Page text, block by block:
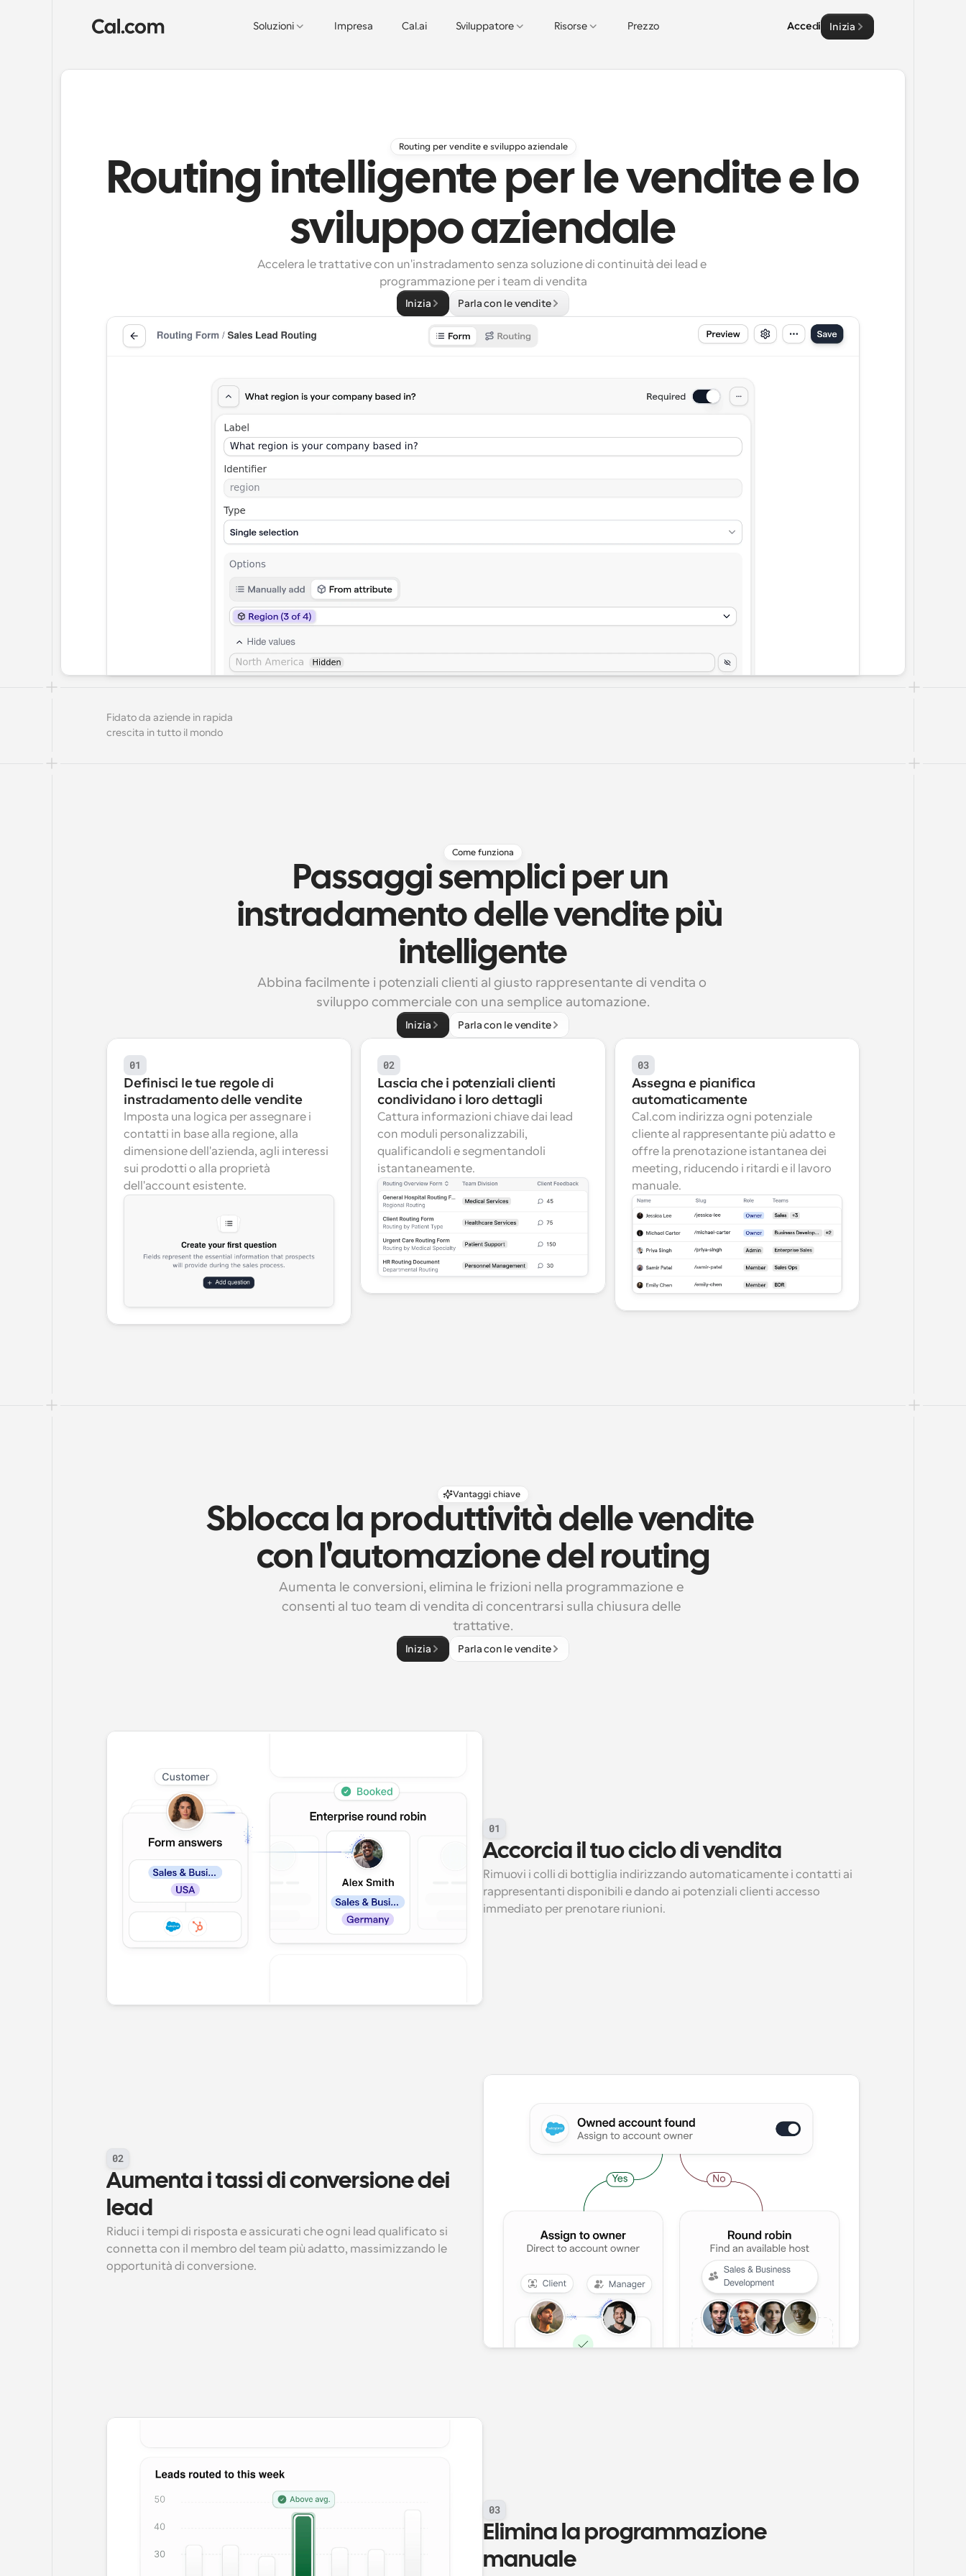
Soluzioni Impresa Cal.ai Sviluppatore Risorse Prezzo Accedi Inizia
Routing per vendite e sviluppo aziendale
Routing intelligente per le vendite e lo
sviluppo aziendale
Accelera le trattative con un'instradamento senza soluzione di continuità dei lead e
programmazione per i team di vendita
Inizia Parla con le vendite
Fidato da aziende in rapida
crescita in tutto il mondo
Come funziona
Passaggi semplici per un
instradamento delle vendite più
intelligente
Abbina facilmente i potenziali clienti al giusto rappresentante di vendita o
sviluppo commerciale con una semplice automazione.
Inizia Parla con le vendite
01
Definisci le tue regole di
instradamento delle vendite
Imposta una logica per assegnare i
contatti in base alla regione, alla
dimensione dell'azienda, agli interessi
sui prodotti o alla proprietà
dell'account esistente.
02
Lascia che i potenziali clienti
condividano i loro dettagli
Cattura informazioni chiave dai lead
con moduli personalizzabili,
qualificandoli e segmentandoli
istantaneamente.
03
Assegna e pianifica
automaticamente
Cal.com indirizza ogni potenziale
cliente al rappresentante più adatto e
offre la prenotazione istantanea dei
meeting, riducendo i ritardi e il lavoro
manuale.
Vantaggi chiave
Sblocca la produttività delle vendite
con l'automazione del routing
Aumenta le conversioni, elimina le frizioni nella programmazione e
consenti al tuo team di vendita di concentrarsi sulla chiusura delle
trattative.
Inizia Parla con le vendite
01
Accorcia il tuo ciclo di vendita
Rimuovi i colli di bottiglia indirizzando automaticamente i contatti ai
rappresentanti disponibili e dando ai potenziali clienti accesso
immediato per prenotare riunioni.
02
Aumenta i tassi di conversione dei
lead
Riduci i tempi di risposta e assicurati che ogni lead qualificato si
connetta con il membro del team più adatto, massimizzando le
opportunità di conversione.
03
Elimina la programmazione
manuale